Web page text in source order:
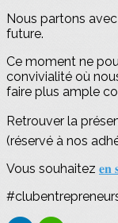
Nous partons
future.
Ce moment ne
convivialité où
faire plus ample
Retrouver la
(réservé à nos
Vous souhaitez 𝐞𝐧